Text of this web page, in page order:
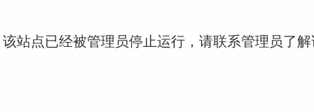
站点已经被管理员停止运行，请联系管理员了